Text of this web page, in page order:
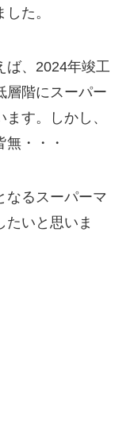
た。
、 2024年竣工
層階にスーパー
ます。しかし、
・・・
なるスーパーマ
たいと思いま